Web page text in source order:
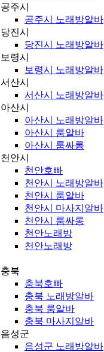
공주시
공주시 노래방알바
당진시
당진시 노래방알바
보령시
보령시 노래방알바
서산시
서산시 노래방알바
아산시
아산시 노래방알바
아산시 룸알바
아산시 룸싸롱
천안시
천안호빠
천안시 노래방알바
천안시 룸알바
천안시 마사지알바
천안시 룸싸롱
천안노래방
천안노래방
충북
충북호빠
충북 노래방알바
충북 룸알바
충북 마사지알바
음성군
음성군 노래방알바